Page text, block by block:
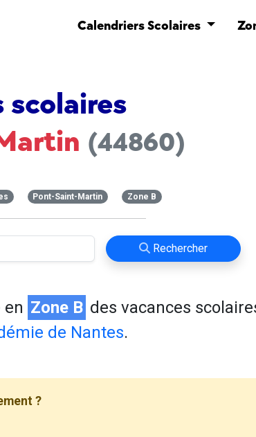
Calendriers Scolaires
scolaires
(44860)
Pont-Saint-Martin Zone B
Rechercher
en Zone B des vacances
de Nantes.
?